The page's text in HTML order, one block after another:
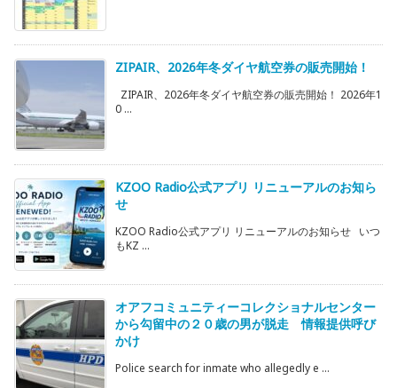
ZIPAIR、2026年冬ダイヤ航空券の販売開始！
ZIPAIR、2026年冬ダイヤ航空券の販売開始！ 2026年1
0 ...
KZOO Radio公式アプリ リニューアルのお知ら
せ
KZOO Radio公式アプリ リニューアルのお知らせ いつ
もKZ ...
オアフコミュニティーコレクショナルセンター
から勾留中の２０歳の男が脱走 情報提供呼び
かけ
Police search for inmate who allegedly e ...